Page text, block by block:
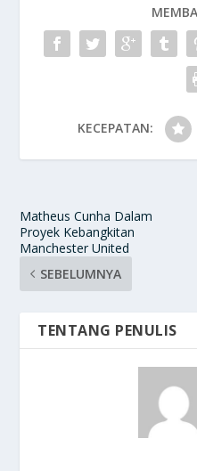
KECEPATAN:
Matheus Cunha Dalam
Proyek Kebangkitan
Manchester United
SEBELUMNYA
TENTANG PENULIS